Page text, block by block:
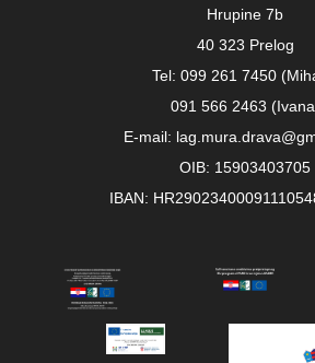
Hrupine 7b
40 323 Prelog
Tel: 099 261 7450
091 566 2463
E-mail:
OIB: 15903403705
IBAN: